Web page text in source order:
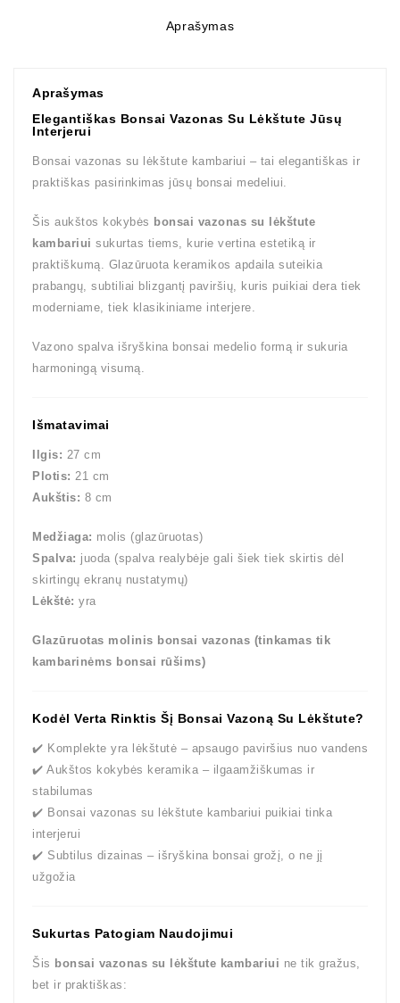
Aprašymas
Aprašymas
Elegantiškas Bonsai Vazonas Su Lėkštute Jūsų
Interjerui
Bonsai vazonas su lėkštute kambariui – tai elegantiškas ir
praktiškas pasirinkimas jūsų bonsai medeliui.
Šis aukštos kokybės bonsai vazonas su lėkštute
kambariui sukurtas tiems, kurie vertina estetiką ir
praktiškumą. Glazūruota keramikos apdaila suteikia
prabangų, subtiliai blizgantį paviršių, kuris puikiai dera tiek
moderniame, tiek klasikiniame interjere.
Vazono spalva išryškina bonsai medelio formą ir sukuria
harmoningą visumą.
Išmatavimai
Ilgis: 27 cm
Plotis: 21 cm
Aukštis: 8 cm
Medžiaga: molis (glazūruotas)
Spalva: juoda (spalva realybėje gali šiek tiek skirtis dėl
skirtingų ekranų nustatymų)
Lėkštė: yra
Glazūruotas molinis bonsai vazonas (tinkamas tik
kambarinėms bonsai rūšims)
Kodėl Verta Rinktis Šį Bonsai Vazoną Su Lėkštute?
✔️ Komplekte yra lėkštutė – apsaugo paviršius nuo vandens
✔️ Aukštos kokybės keramika – ilgaamžiškumas ir
stabilumas
✔️ Bonsai vazonas su lėkštute kambariui puikiai tinka
interjerui
✔️ Subtilus dizainas – išryškina bonsai grožį, o ne jį
užgožia
Sukurtas Patogiam Naudojimui
Šis bonsai vazonas su lėkštute kambariui ne tik gražus,
bet ir praktiškas: